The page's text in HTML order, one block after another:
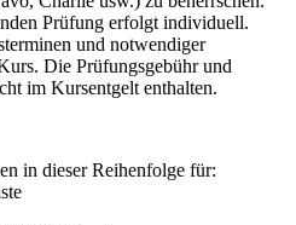
Prüfung erfolgt individuell.
und notwendiger
Die Prüfungsgebühr und
im Kursentgelt enthalten.
in dieser Reihenfolge für: